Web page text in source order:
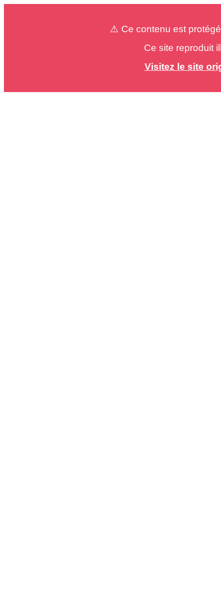
⚠️ Ce contenu est
Ce site reproduit
Visitez le site